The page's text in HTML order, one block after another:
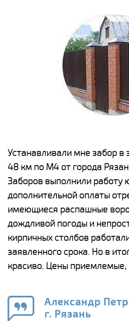
Устанавливали мне забор в
48 км по М4 от города
Заборов выполнили работу
дополнительной оплаты
имеющиеся распашные
дождливой погоды и
кирпичных столбов
заявленного срока. Но в
красиво. Цены
Александр
г. Рязань